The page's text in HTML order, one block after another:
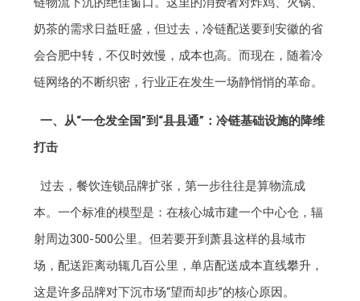
奶茶的需求日益旺盛，但过去，冷链配送要到安徽的省
会合肥中转，不仅时效慢，成本也高。而现在，随着冷
链网络的不断织密，行业正在发生一场静悄悄的革命。
一、从“一仓发全国”到“县县通”：冷链基础设施的降维
打击
过去，餐饮连锁品牌扩张，第一步往往是算物流成
本。一个标准的模型是：在核心城市建一个中心仓，辐
射周边300-500公里。但若要开到萧县这样的县域市
场，配送距离动辄几百公里，单店配送成本直线攀升，
这是许多品牌对下沉市场“望而却步”的核心原因。